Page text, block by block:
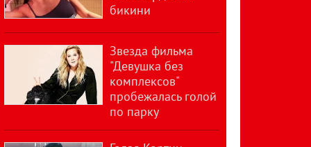
бикини
Звезда фильма
"Девушка без
комплексов"
пробежалась голой
по парку